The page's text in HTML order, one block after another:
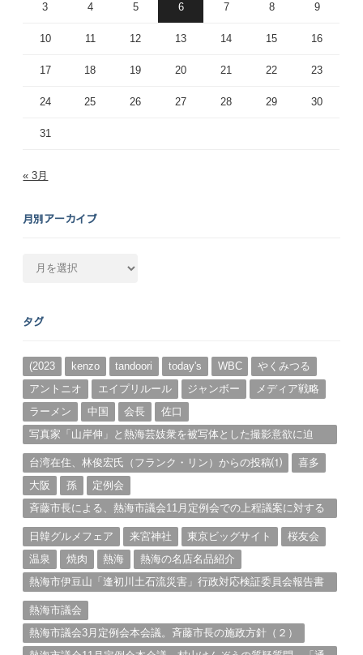
3 4 5 6 7 8 9
10 11 12 13 14 15 16
17 18 19 20 21 22 23
24 25 26 27 28 29 30
31
« 3月
月別アーカイブ
カ
ブ
タグ
(2023 kenzo tandoori today's WBC
やくみつる
アントニオ
エイプリルール ジャンボー
メディア戦略
ラーメン
中国 会長
佐口
写真家「山岸伸」と熱海芸妓衆を被写体とした撮影意欲に迫
台湾在住、林俊宏氏（フランク・リン）からの投稿⑴
喜多
大阪
孫
定例会
斉藤市長による、熱海市議会11月定例会での上程議案に対する
日韓グルメフェア
来宮神社 東京ビッグサイト
桜友会
温泉
焼肉 熱海
熱海の名店名品紹介
熱海市伊豆山「逢初川土石流災害」行政対応検証委員会報告書
熱海市議会
熱海市議会3月定例会本会議。斉藤市長の施政方針（２）